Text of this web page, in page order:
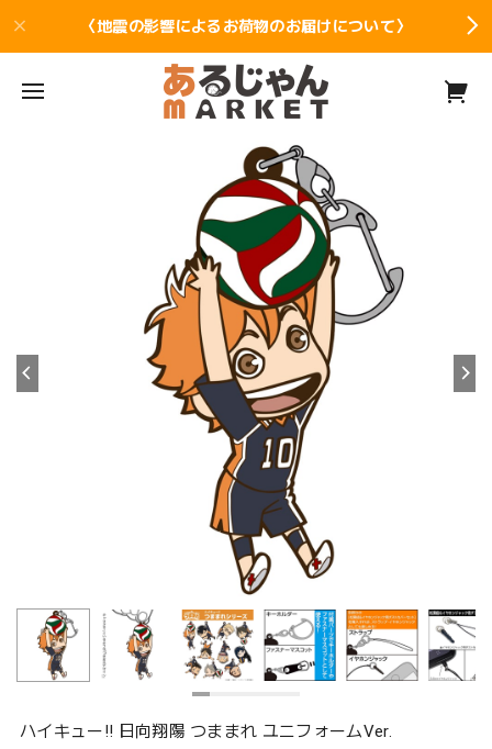
〈地震の影響によるお荷物のお届けについて〉
ハイキュー!! 日向翔陽 つままれ ユニフォームVer.